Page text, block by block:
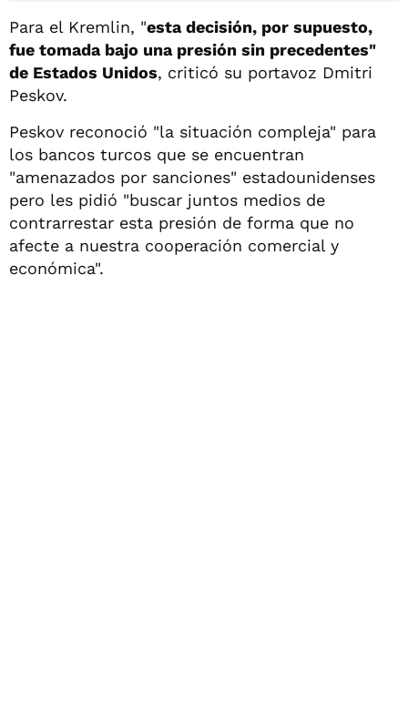
Para el Kremlin, "esta decisión, por supuesto,
fue tomada bajo una presión sin precedentes"
de Estados Unidos, criticó su portavoz Dmitri
Peskov.
Peskov reconoció "la situación compleja" para
los bancos turcos que se encuentran
"amenazados por sanciones" estadounidenses
pero les pidió "buscar juntos medios de
contrarrestar esta presión de forma que no
afecte a nuestra cooperación comercial y
económica".